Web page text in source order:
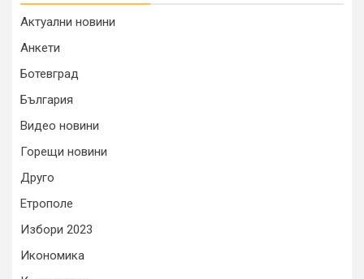
Актуални новини
Анкети
Ботевград
България
Видео новини
Горещи новини
Друго
Етрополе
Избори 2023
Икономика